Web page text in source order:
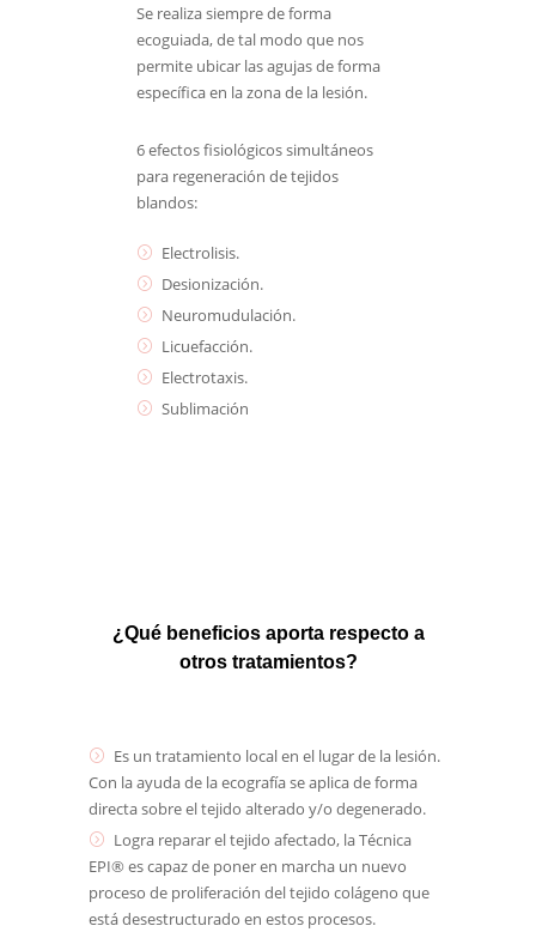
Se realiza siempre de forma
ecoguiada, de tal modo que nos
permite ubicar las agujas de forma
específica en la zona de la lesión.
6 efectos fisiológicos simultáneos
para regeneración de tejidos
blandos:
Electrolisis.
Desionización.
Neuromudulación.
Licuefacción.
Electrotaxis.
Sublimación
¿Qué beneficios aporta respecto a
otros tratamientos?
Es un tratamiento local en el lugar de la lesión.
Con la ayuda de la ecografía se aplica de forma
directa sobre el tejido alterado y/o degenerado.
Logra reparar el tejido afectado, la Técnica
EPI® es capaz de poner en marcha un nuevo
proceso de proliferación del tejido colágeno que
está desestructurado en estos procesos.